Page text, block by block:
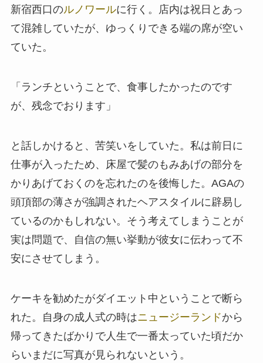
新宿西口のルノワールに行く。店内は祝日とあっ
て混雑していたが、ゆっくりできる端の席が空い
ていた。
「ランチということで、食事したかったのです
が、残念でおります」
と話しかけると、苦笑いをしていた。私は前日に
仕事が入ったため、床屋で髪のもみあげの部分を
かりあげておくのを忘れたのを後悔した。AGAの
頭頂部の薄さが強調されたヘアスタイルに辟易し
ているのかもしれない。そう考えてしまうことが
実は問題で、自信の無い挙動が彼女に伝わって不
安にさせてしまう。
ケーキを勧めたがダイエット中ということで断ら
れた。自身の成人式の時はニュージーランドから
帰ってきたばかりで人生で一番太っていた頃だか
らいまだに写真が見られないという。